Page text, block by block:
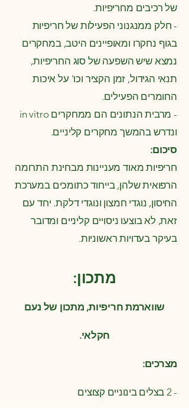
של רכיבים מחריפיות.
- חלק ממנגנוני הפעילות של חריפיות
בגוף נחקרו ומאופיינים היטב, במחקרים
נמצא שיש השפעה של סוג החריפיות,
תנאי הגידול, זמן הקציר וכו' על איכות
החומרים הפעילים.
- מרבית הנתונים הם ממחקרים in vitro
ונדרש בהמשך מחקרים קליניים.
סיכום:
חריפיות מאוד מעניינות מבחינת התרומה
הרפואית שלהן, בייחוד כתומכים במערכת
החיסון, נוגדי חמצון ונוגדי דלקת. יחד עם
זאת, לא בוצעו ניסויים קליניים ומדובר
בעיקר בעדויות ראשוניות.
מתכון:
שווארמת חריפיות, מתכון של נעם
חקלאי.
מצרכים:
- 2 בצלים בינוניים קצוצים